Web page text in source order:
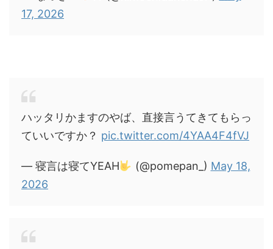
17, 2026
ハッタリかますのやば、直接言うてきてもらっ
ていいですか？ pic.twitter.com/4YAA4F4fVJ
— 寝言は寝てYEAH (@pomepan_) May 18,
2026